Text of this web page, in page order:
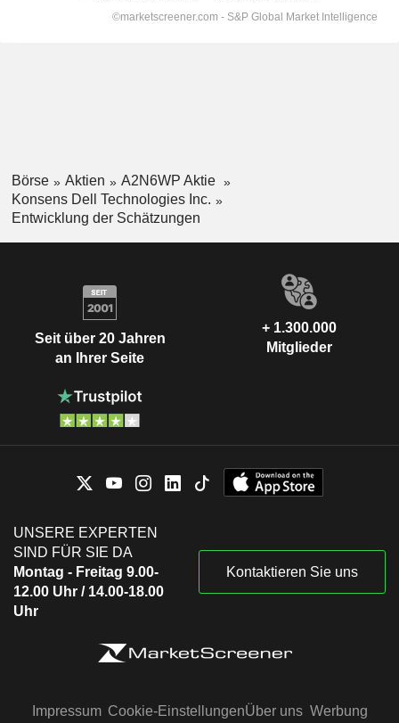
Börse Aktien
A2N6WP Aktie
Konsens Dell Technologies Inc.
Entwicklung der Schätzungen
Seit über 20 Jahren
an Ihrer Seite
+ 1.300.000
Mitglieder
UNSERE EXPERTEN
SIND FÜR SIE DA
Montag - Freitag 9.00-
12.00 Uhr / 14.00-18.00
Uhr
Kontaktieren Sie uns
Impressum Cookie-EinstellungenÜber uns Werbung